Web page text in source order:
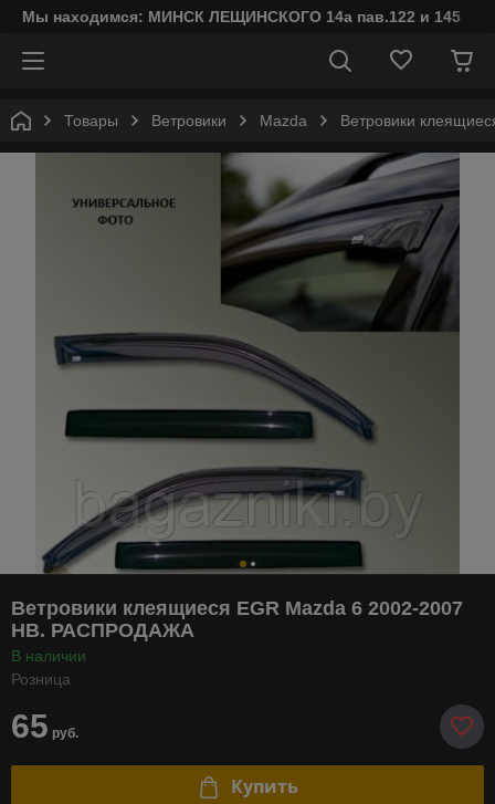
Мы находимся: МИНСК ЛЕЩИНСКОГО 14а пав.122 и 145
Товары Ветровики Mazda Ветровики
Ветровики клеящиеся EGR Mazda 6 2002-2007
HB. РАСПРОДАЖА
В наличии
Розница
65 руб.
Купить